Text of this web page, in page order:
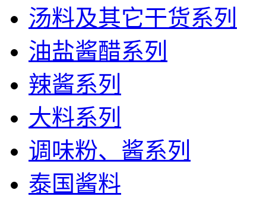
汤料及其它干货系列
油盐酱醋系列
辣酱系列
大料系列
调味粉、酱系列
泰国酱料